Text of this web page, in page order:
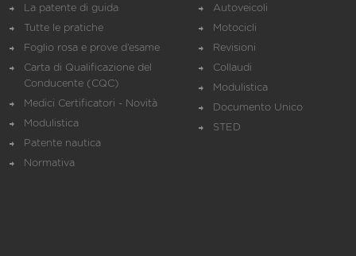
La patente di guida
Tutte le pratiche
Foglio rosa e prove d’esame
Carta di Qualificazione del
Conducente (CQC)
Medici Certificatori - Novità
Modulistica
Patente nautica
Normativa
Autoveicoli
Motocicli
Revisioni
Collaudi
Modulistica
Documento Unico
STED